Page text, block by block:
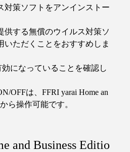
対策ソフトをアンインストー
供する無償のウイルス対策ソ
いただくことをおすすめしま
効になっていることを確認し
OFFは、FFRI yarai Home an
ら操作可能です。
and Business Editio